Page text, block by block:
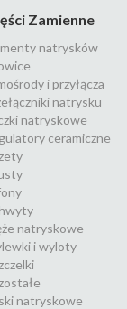
Zamienne
natrysków
i przyłącza
natrysku
natryskowe
ceramiczne
natryskowe
i wyloty
natryskowe